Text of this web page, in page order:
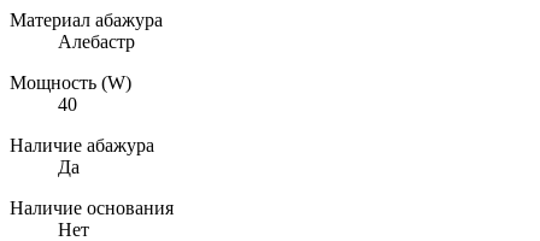
Материал абажура
Алебастр
Мощность (W)
40
Наличие абажура
Да
Наличие основания
Нет